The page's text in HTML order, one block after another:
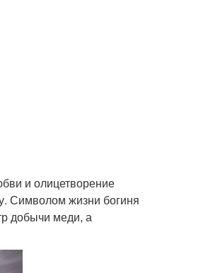
и олицетворение
Символом жизни богиня
добычи меди, а